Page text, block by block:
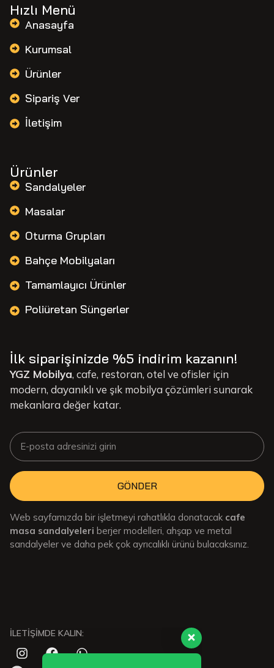
Hızlı Menü
Anasayfa
Kurumsal
Ürünler
Sipariş Ver
İletişim
Ürünler
Sandalyeler
Masalar
Oturma Grupları
Bahçe Mobilyaları
Tamamlayıcı Ürünler
Poliüretan Süngerler
İlk siparişinizde %5 indirim kazanın!
YGZ Mobilya, cafe, restoran, otel ve ofisler için
modern, dayanıklı ve şık mobilya çözümleri sunarak
mekanlara değer katar.
GÖNDER
Web sayfamızda bir işletmeyi rahatlıkla donatacak cafe
masa sandalyeleri berjer modelleri, ahşap ve metal
sandalyeler ve daha pek çok ayrıcalıklı ürünü bulacaksınız.
İLETİŞİMDE KALIN: